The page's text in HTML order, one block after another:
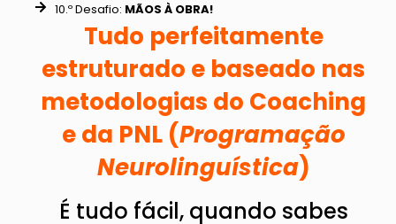
10.º Desafio: MÃOS À OBRA!
Tudo perfeitamente
estruturado e baseado nas
metodologias do Coaching
e da PNL (Programação
Neurolinguística)
É tudo fácil, quando sabes